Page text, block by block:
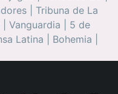
Tribuna de La
| Vanguardia
5 de
Latina Bohemia